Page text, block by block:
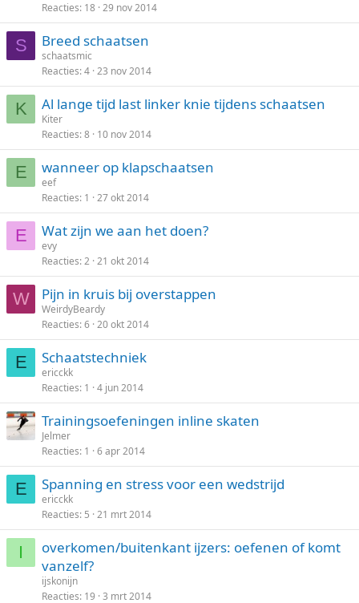
Reacties 18 29 nov 2014
S Breed schaatsen
schaatsmic
Reacties 4 23 nov 2014
K Al lange tijd last linker knie tijdens schaatsen
Kiter
Reacties 8 10 nov 2014
E wanneer op klapschaatsen
eef
Reacties 1 27 okt 2014
E Wat zijn we aan het doen?
evy
Reacties 2 21 okt 2014
W Pijn in kruis bij overstappen
WeirdyBeardy
Reacties 6 20 okt 2014
E Schaatstechniek
ericckk
Reacties 1 4 jun 2014
Trainingsoefeningen inline skaten
Jelmer
Reacties 1 6 apr 2014
E Spanning en stress voor een wedstrijd
ericckk
Reacties 5 21 mrt 2014
I
overkomen/buitenkant ijzers: oefenen of komt
vanzelf?
ijskonijn
Reacties 19 3 mrt 2014